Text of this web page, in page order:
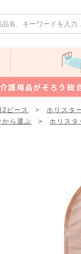
護用品がそろう総
2ピース > ホリスタ
から選ぶ > ホリスタ